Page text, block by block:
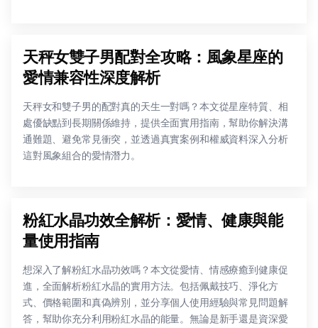
天秤女雙子男配對全攻略：風象星座的
愛情兼容性深度解析
天秤女和雙子男的配對真的天生一對嗎？本文從星座特質、相
處優缺點到長期關係維持，提供全面實用指南，幫助你解決溝
通難題、避免常見衝突，並透過真實案例和權威資料深入分析
這對風象組合的愛情潛力。
粉紅水晶功效全解析：愛情、健康與能
量使用指南
想深入了解粉紅水晶功效嗎？本文從愛情、情感療癒到健康促
進，全面解析粉紅水晶的實用方法。包括佩戴技巧、淨化方
式、價格範圍和真偽辨別，並分享個人使用經驗與常見問題解
答，幫助你充分利用粉紅水晶的能量。無論是新手還是資深愛